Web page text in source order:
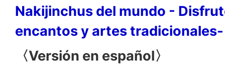
Nakijinchus del mundo -
encantos y artes tradicionales-
〈Versión en español〉